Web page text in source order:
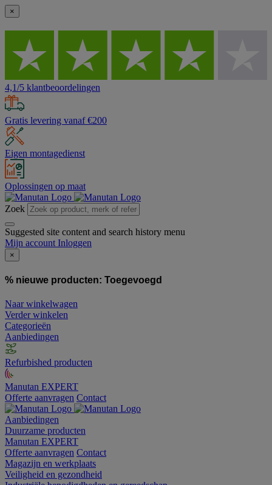
×
4,1/5 klantbeoordelingen
Gratis levering vanaf €200
Eigen montagedienst
Oplossingen op maat
Zoek
Suggested site content and search history menu
Mijn account Inloggen
×
% nieuwe producten: Toegevoegd
Naar winkelwagen
Verder winkelen
Categorieën
Aanbiedingen
Refurbished producten
Manutan EXPERT
Offerte aanvragen Contact
Aanbiedingen
Duurzame producten
Manutan EXPERT
Offerte aanvragen Contact
Magazijn en werkplaats
Veiligheid en gezondheid